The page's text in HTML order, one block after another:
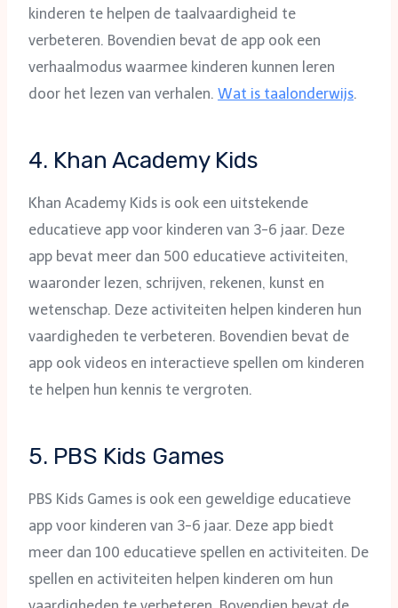
kinderen te helpen de taalvaardigheid te
verbeteren. Bovendien bevat de app ook een
verhaalmodus waarmee kinderen kunnen leren
door het lezen van verhalen. Wat is taalonderwijs.
4. Khan Academy Kids
Khan Academy Kids is ook een uitstekende
educatieve app voor kinderen van 3-6 jaar. Deze
app bevat meer dan 500 educatieve activiteiten,
waaronder lezen, schrijven, rekenen, kunst en
wetenschap. Deze activiteiten helpen kinderen hun
vaardigheden te verbeteren. Bovendien bevat de
app ook videos en interactieve spellen om kinderen
te helpen hun kennis te vergroten.
5. PBS Kids Games
PBS Kids Games is ook een geweldige educatieve
app voor kinderen van 3-6 jaar. Deze app biedt
meer dan 100 educatieve spellen en activiteiten. De
spellen en activiteiten helpen kinderen om hun